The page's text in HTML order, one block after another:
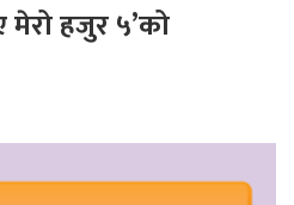
मेरो हजुर ५’को